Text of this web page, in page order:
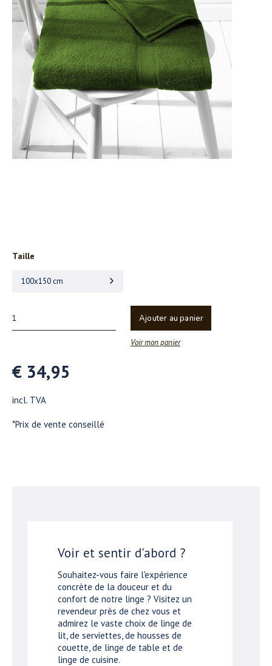
Taille
100x150 cm
Ajouter au panier
Voir mon panier
€ 34,95
incl. TVA
*Prix de vente conseillé
Voir et sentir d'abord ?
Souhaitez-vous faire l'expérience
concrète de la douceur et du
confort de notre linge ? Visitez un
revendeur près de chez vous et
admirez le vaste choix de linge de
lit, de serviettes, de housses de
couette, de linge de table et de
linge de cuisine.